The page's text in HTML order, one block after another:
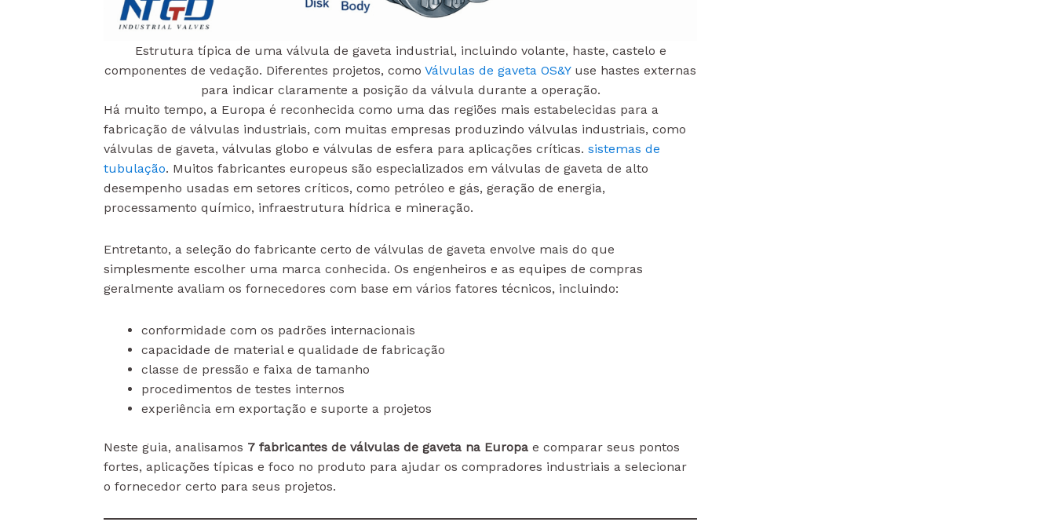
Estrutura típica de uma válvula de gaveta industrial, incluindo volante, haste, castelo e
componentes de vedação. Diferentes projetos, como Válvulas de gaveta OS&Yuse hastes externas
para indicar claramente a posição da válvula durante a operação.
Há muito tempo, a Europa é reconhecida como uma das regiões mais estabelecidas para a
fabricação de válvulas industriais, com muitas empresas produzindo válvulas industriais, como
válvulas de gaveta, válvulas globo e válvulas de esfera para aplicações críticas. sistemas de
tubulação. Muitos fabricantes europeus são especializados em válvulas de gaveta de alto
desempenho usadas em setores críticos, como petróleo e gás, geração de energia,
processamento químico, infraestrutura hídrica e mineração.
Entretanto, a seleção do fabricante certo de válvulas de gaveta envolve mais do que
simplesmente escolher uma marca conhecida. Os engenheiros e as equipes de compras
geralmente avaliam os fornecedores com base em vários fatores técnicos, incluindo:
conformidade com os padrões internacionais
capacidade de material e qualidade de fabricação
classe de pressão e faixa de tamanho
procedimentos de testes internos
experiência em exportação e suporte a projetos
Neste guia, analisamos 7 fabricantes de válvulas de gaveta na Europa e comparar seus pontos
fortes, aplicações típicas e foco no produto para ajudar os compradores industriais a selecionar
o fornecedor certo para seus projetos.